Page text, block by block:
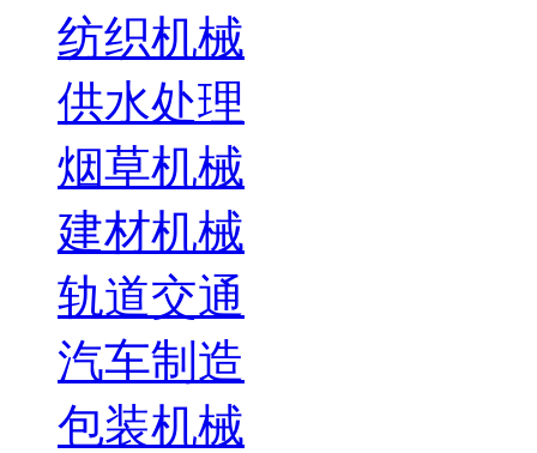
纺织机械
供水处理
烟草机械
建材机械
轨道交通
汽车制造
包装机械